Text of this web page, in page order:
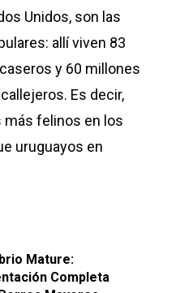
Unidos, son las
allí viven 83
y 60 millones
Es decir,
más felinos en los
uruguayos en
Mature:
Completa